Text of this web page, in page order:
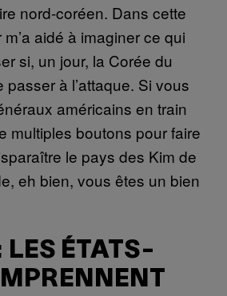
nord-coréen. Dans cette
aidé à imaginer ce qui
si, un jour, la Corée du
à l’attaque. Si vous
américains en train
multiples boutons pour faire
le pays des Kim de
eh bien, vous êtes un bien
LES ÉTATS-